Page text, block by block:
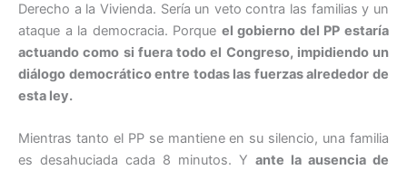
Derecho a la Vivienda. Sería un veto contra las familias y un
ataque a la democracia. Porque el gobierno del PP estaría
actuando como si fuera todo el Congreso, impidiendo un
diálogo democrático entre todas las fuerzas alrededor de
esta ley.
Mientras tanto el PP se mantiene en su silencio, una familia
es desahuciada cada 8 minutos. Y ante la ausencia de